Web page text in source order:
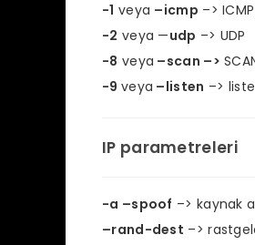
-1 veya –icmp –> ICMP
-2 veya —udp –> UDP
-8 veya –scan –>
-9 veya –listen –>
IP parametreleri
-a –spoof –> kaynak
–rand-dest –>